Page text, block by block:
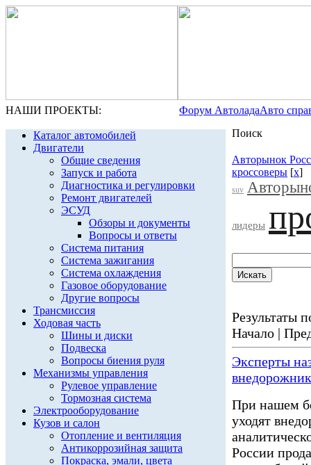
НАШИ ПРОЕКТЫ: Форум АвтоладаАвто
Каталог автомобилей
Двигатели
Общие сведения
Запуск и работа
Диагностика и регулировки
Ремонт двигателей
ЭСУД
Обзоры и документы
Вопросы и ответы
Система питания
Система зажигания
Система охлаждения
Газовое оборудование
Другие вопросы
Трансмиссия
Ходовая часть
Шины и диски
Подвеска
Вопросы биения руля
Механизмы управления
Рулевое управление
Тормозная система
Электрооборудование
Кузов и салон
Отопление и вентиляция
Антикоррозийная защита
Покраска, эмали, цвета
Поиск
Авторынок
кроссоверы [x]
suv
лидеры
Результаты
Начало |
Эксперты
При нашем
уходят
России